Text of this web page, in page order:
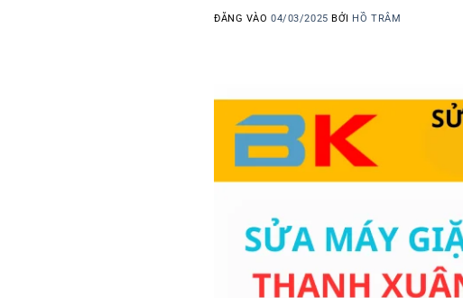
ĐĂNG VÀO04/03/2025 BỞI HỒ TRÂM